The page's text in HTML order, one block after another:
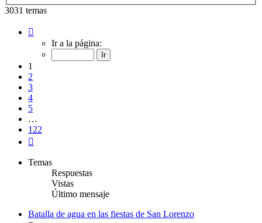
3031 temas
Ir a la página:
1
2
3
4
5
…
122
Temas
Respuestas
Vistas
Último mensaje
Batalla de agua en las fiestas de San Lorenzo